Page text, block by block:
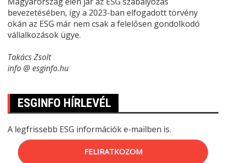
bevezetésében, így a 2023-ban elfogadott törvény
okán az ESG már nem csak a felelősen gondolkodó
vállalkozások ügye.
Takács Zsolt
info @ esginfo.hu
ESGINFO HÍRLEVÉL
A legfrissebb ESG információk e-mailben is.
FELIRATKOZOM